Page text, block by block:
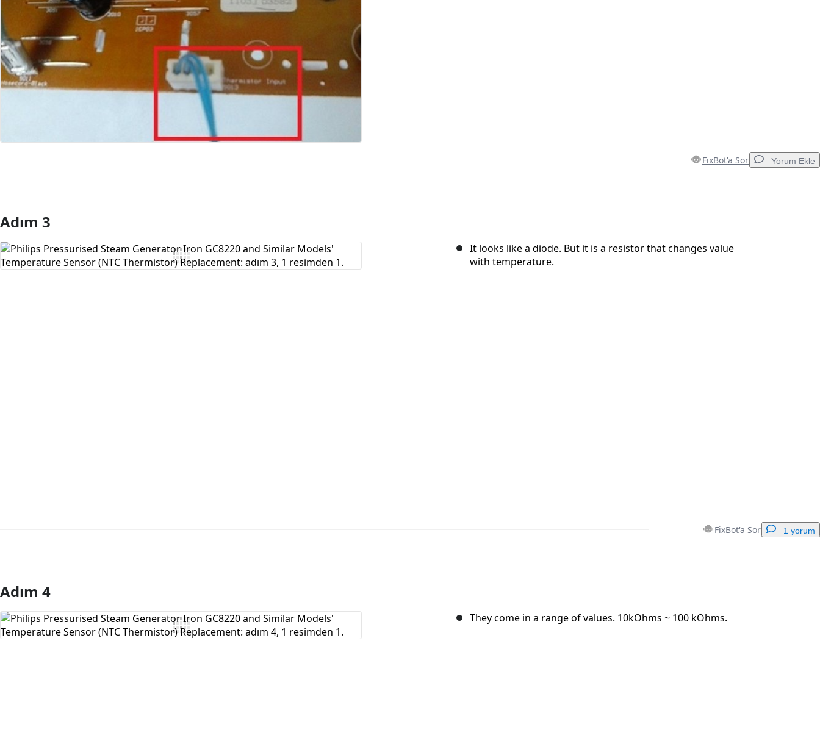
FixBot'a Sor Yorum Ekle
Yorum Ekle
Adım 3
It looks like a diode. But it is a resistor that changes value
with temperature.
FixBot'a Sor 1 yorum
Yorum Ekle
Adım 4
They come in a range of values. 10kOhms ~ 100 kOhms.